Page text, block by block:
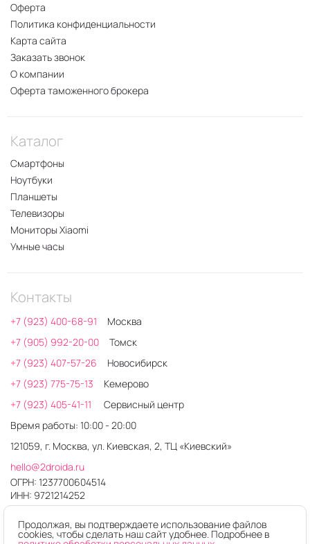
Оферта
Политика конфиденциальности
Карта сайта
Заказать звонок
О компании
Оферта таможенного брокера
Каталог
Смартфоны
Ноутбуки
Планшеты
Телевизоры
Мониторы Xiaomi
Умные часы
Контакты
+7 (923) 400-68-91
Москва
+7 (905) 992-20-00
Томск
+7 (923) 407-57-26
Новосибирск
+7 (923) 775-75-13
Кемерово
+7 (923) 405-41-11
Сервисный центр
Время работы: 10:00 - 20:00
121059, г. Москва, ул. Киевская, 2, ТЦ «Киевский»
hello@2droida.ru
ОГРН: 1237700604514
ИНН: 9721214252
Продолжая, вы подтверждаете использование файлов
cookies, чтобы сделать наш сайт удобнее. Подробнее в